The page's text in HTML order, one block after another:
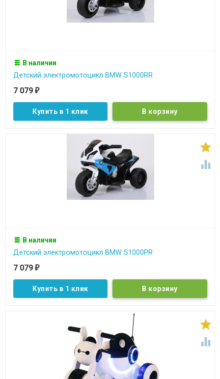
В наличии
Детский электромотоцикл BMW S1000RR
7 079 ₽
Купить в 1 клик


В наличии
Детский электромотоцикл BMW S1000PR
7 079 ₽
Купить в 1 клик

